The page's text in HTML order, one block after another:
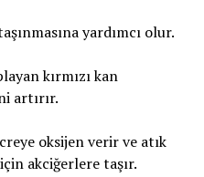
yardımcı olur.
kırmızı kan
artırır.
oksijen verir ve atık
akciğerlere taşır.